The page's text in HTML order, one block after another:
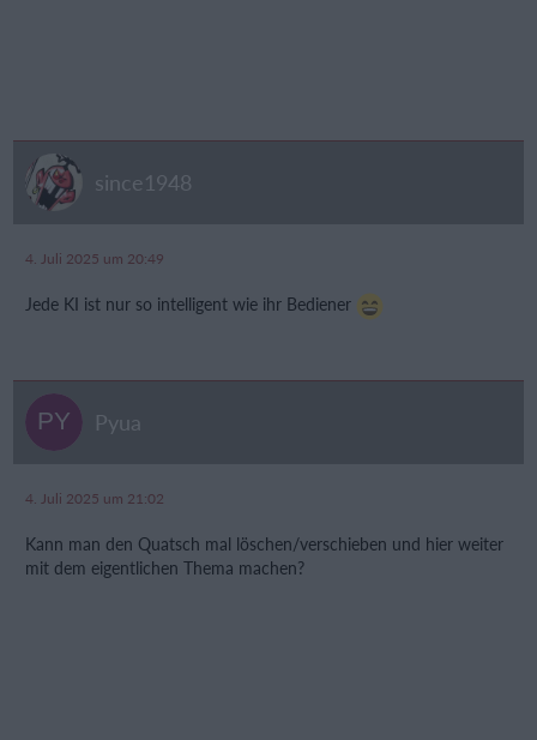
since1948
4. Juli 2025 um 20:49
Jede KI ist nur so intelligent wie ihr Bediener
Pyua
4. Juli 2025 um 21:02
Kann man den Quatsch mal löschen/verschieben und hier weiter
mit dem eigentlichen Thema machen?